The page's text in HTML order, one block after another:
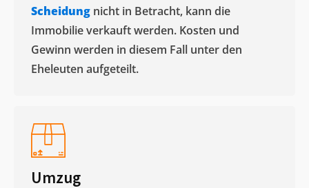
Scheidung nicht in Betracht, kann die
Immobilie verkauft werden. Kosten und
Gewinn werden in diesem Fall unter den
Eheleuten aufgeteilt.​
Umzug